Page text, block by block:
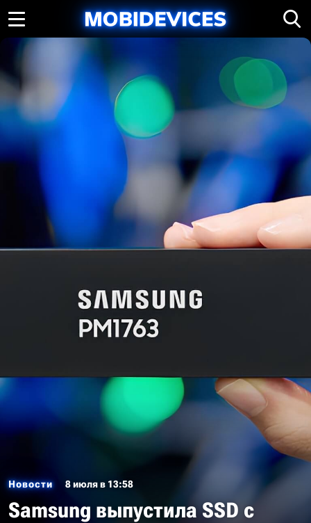
Новости 8 июля в 13:58
Samsung выпустила SSD с